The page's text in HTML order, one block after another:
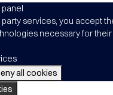
services, you accept
necessary for
all cookies